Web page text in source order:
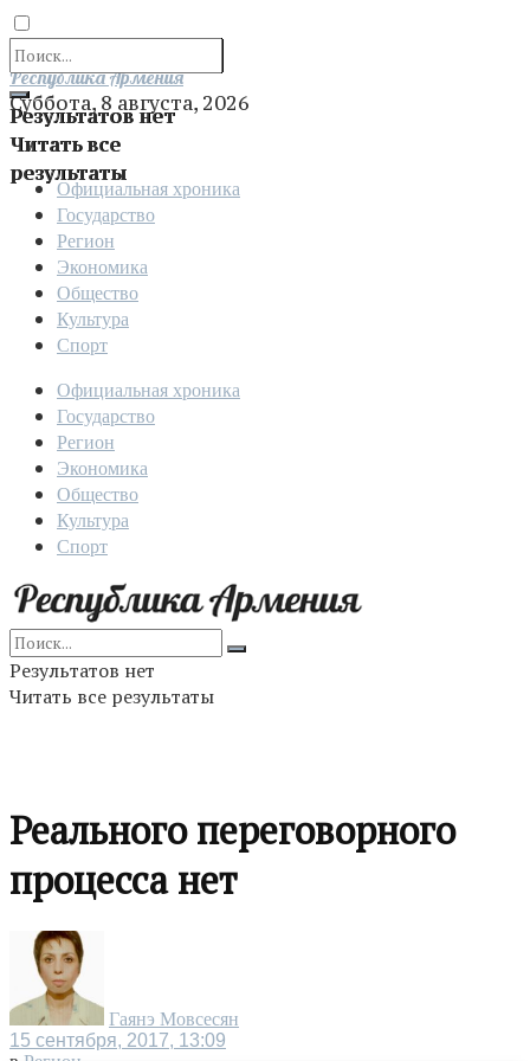
Результатов нет
Читать все
результаты
Отправить
Республика Армения
Суббота, 8 августа, 2026
Официальная хроника
Государство
Регион
Экономика
Общество
Культура
Спорт
Официальная хроника
Государство
Регион
Экономика
Общество
Культура
Спорт
Результатов нет
Читать все результаты
Реального переговорного
процесса нет
Гаянэ Мовсесян
15 сентября, 2017, 13:09